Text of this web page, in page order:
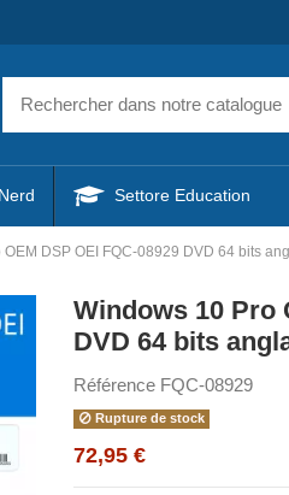
Settore Education
DSP OEI FQC-08929 DVD 64 bits
Windows 10 Pro
DVD 64 bits
Référence FQC-08929
Rupture de stock
72,95 €